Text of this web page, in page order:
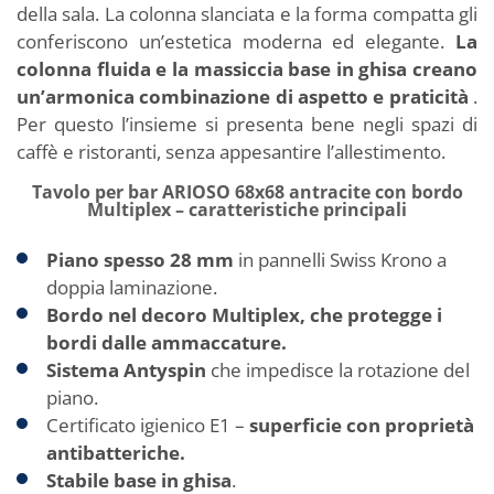
della sala. La colonna slanciata e la forma compatta gli
conferiscono un’estetica moderna ed elegante. La
colonna fluida e la massiccia base in ghisa creano
un’armonica combinazione di aspetto e praticità .
Per questo l’insieme si presenta bene negli spazi di
caffè e ristoranti, senza appesantire l’allestimento.
Tavolo per bar ARIOSO 68x68 antracite con bordo
Multiplex – caratteristiche principali
Piano spesso 28 mm in pannelli Swiss Krono a
doppia laminazione.
Bordo nel decoro Multiplex, che protegge i
bordi dalle ammaccature.
Sistema Antyspin che impedisce la rotazione del
piano.
Certificato igienico E1 – superficie con proprietà
antibatteriche.
Stabile base in ghisa.